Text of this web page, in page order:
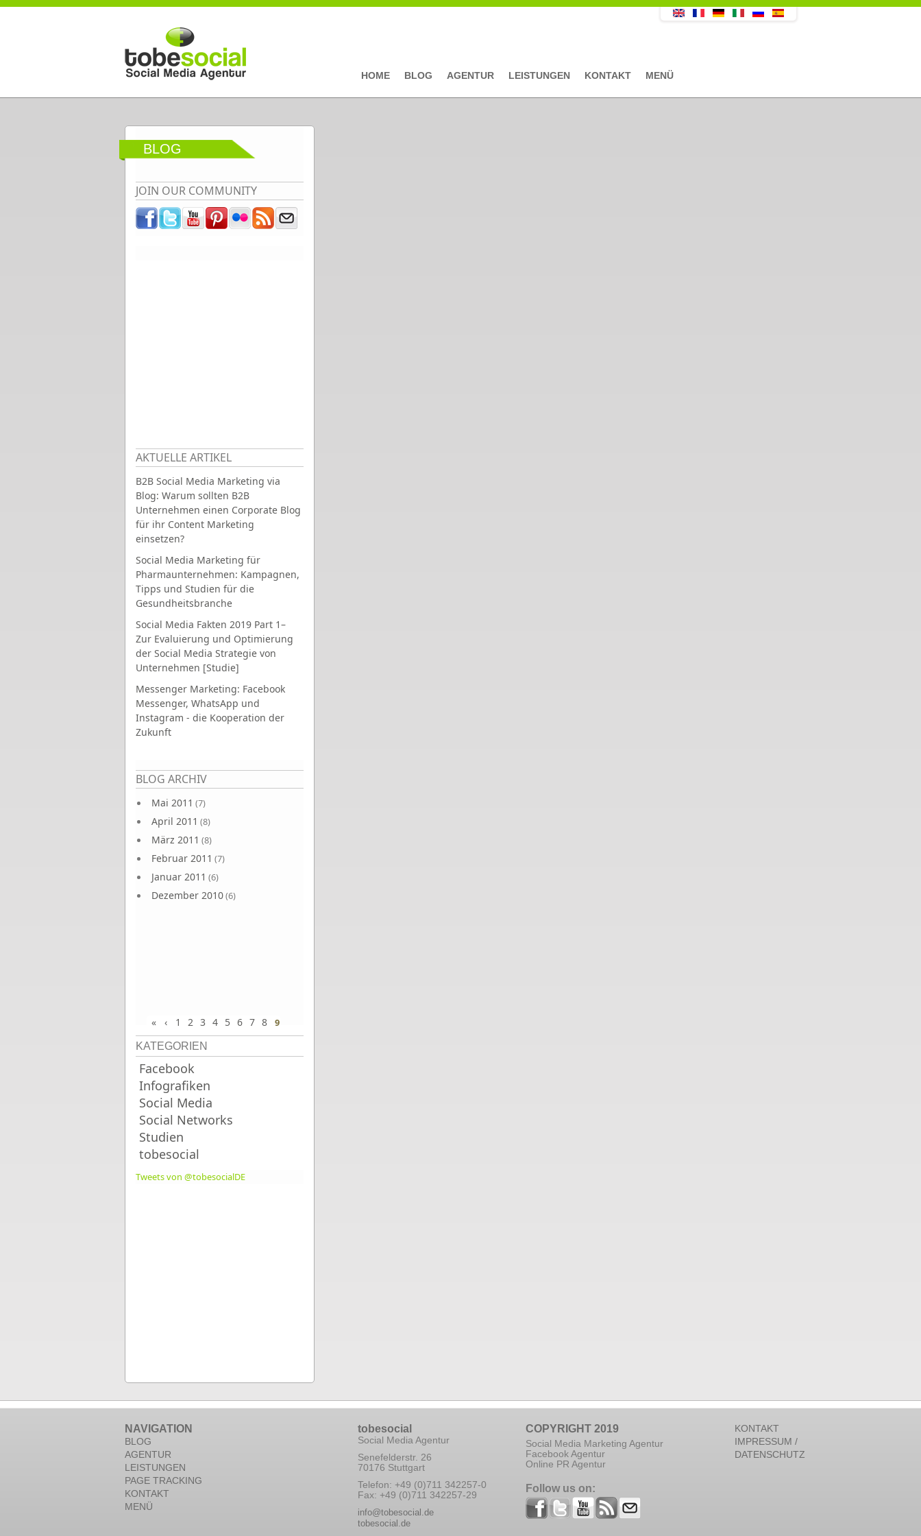
Direkt zum Inhalt
HOME BLOG AGENTUR LEISTUNGEN KONTAKT MENÜ
BLOG
JOIN OUR COMMUNITY
AKTUELLE ARTIKEL
B2B Social Media Marketing via
Blog: Warum sollten B2B
Unternehmen einen Corporate Blog
für ihr Content Marketing
einsetzen?
Social Media Marketing für
Pharmaunternehmen: Kampagnen,
Tipps und Studien für die
Gesundheitsbranche
Social Media Fakten 2019 Part 1–
Zur Evaluierung und Optimierung
der Social Media Strategie von
Unternehmen [Studie]
Messenger Marketing: Facebook
Messenger, WhatsApp und
Instagram - die Kooperation der
Zukunft
BLOG ARCHIV
Mai 2011 (7)
April 2011 (8)
März 2011 (8)
Februar 2011 (7)
Januar 2011 (6)
Dezember 2010(6)
Seiten
« ‹ 1 2 3 4 5 6 7 8 9
KATEGORIEN
Facebook
Infografiken
Social Media
Social Networks
Studien
tobesocial
Tweets von @tobesocialDE
NAVIGATION
BLOG
AGENTUR
LEISTUNGEN
PAGE TRACKING
KONTAKT
MENÜ
tobesocial
Social Media Agentur
Senefelderstr. 26
70176 Stuttgart
Telefon: +49 (0)711 342257-0
Fax: +49 (0)711 342257-29
info@tobesocial.de
tobesocial.de
COPYRIGHT 2019
Social Media Marketing Agentur
Facebook Agentur
Online PR Agentur
Follow us on:
KONTAKT
IMPRESSUM /
DATENSCHUTZ